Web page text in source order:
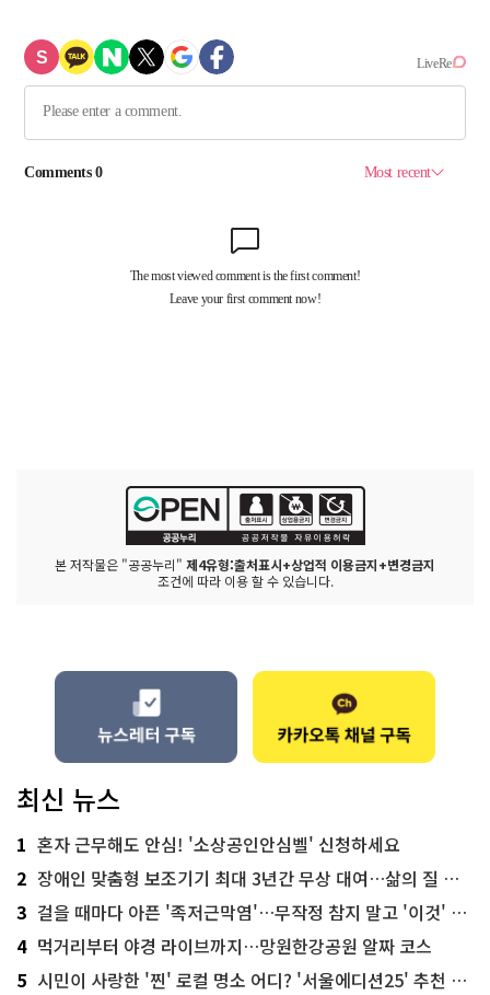
본 저작물은 "공공누리" 제4유형:출처표시+상업적 이용금지+변경금지
조건에 따라 이용 할 수 있습니다.
최신 뉴스
1 혼자 근무해도 안심! '소상공인안심벨' 신청하세요
2 장애인 맞춤형 보조기기 최대 3년간 무상 대여…삶의 질 높인다
3 걸을 때마다 아픈 '족저근막염'…무작정 참지 말고 '이것' 해보세요!
4 먹거리부터 야경 라이브까지…망원한강공원 알짜 코스
5 시민이 사랑한 '찐' 로컬 명소 어디? '서울에디션25' 추천 코스